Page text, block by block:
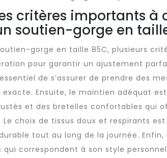
critères importants à
soutien-gorge en
gorge en taille 85C, plusieurs
pour garantir un ajustement
de s’assurer de prendre des
Ensuite, le maintien adéquat
et des bretelles confortables qui
Le choix de tissus doux et respirants
tout au long de la journée.
qui correspondent à son style